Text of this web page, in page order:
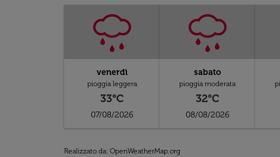
venerdì
pioggia leggera
33°C
07/08/2026
sabato
pioggia moderata
32°C
08/08/2026
Realizzato da: OpenWeatherMap.org